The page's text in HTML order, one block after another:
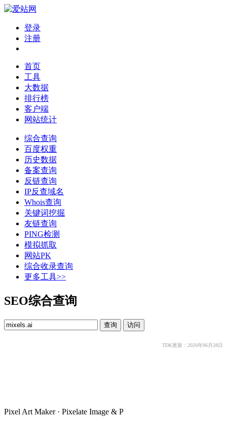
登录
注册
首页
工具
大数据
排行榜
客户端
网站统计
综合查询
百度权重
历史数据
备案查询
反链查询
IP反查域名
Whois查询
关键词挖掘
友链查询
PING检测
模拟抓取
网站PK
综合收录查询
更多工具>>
SEO综合查询
TDK更新：2026年06月28日
Pixel Art Maker · Pixelate Image & P